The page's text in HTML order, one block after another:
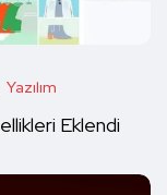
Yazılım
Eklendi